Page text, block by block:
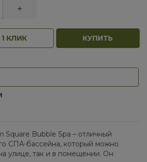
+
КЛИК КУПИТЬ
Square Bubble Spa – отличный
СПА-бассейна, который можно
улице, так и в помещении. Он